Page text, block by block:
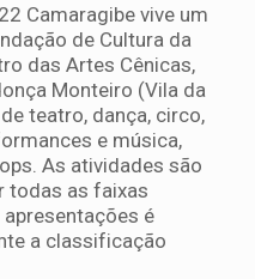
Camaragibe vive um
de Cultura da
das Artes Cênicas,
Monteiro (Vila da
teatro, dança, circo,
e música,
As atividades são
todas as faixas
é
a classificação